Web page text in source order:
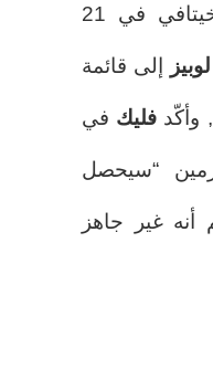
ضد خيتافي في 21
إلى قائمة
وأكّد فليك في
“سيحصل
غير جاهز